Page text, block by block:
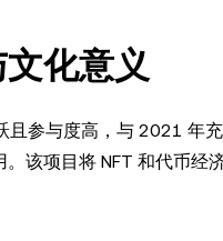
化意义
且参与度高，与 2021 年
该项目将 NFT 和代币经